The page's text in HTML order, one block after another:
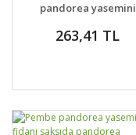
pandorea yasemini
pandorea
263,41 TL